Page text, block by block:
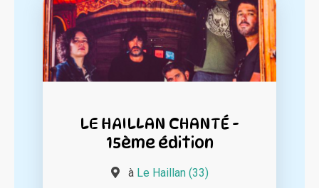
LE HAILLAN CHANTÉ -
15ème édition
à Le Haillan (33)